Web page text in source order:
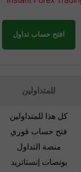
افتح حساب تداول
للمتداولين
كل هذا للمتداولين
فتح حساب فوري
منصة التداول
بونصات إنستاتريد